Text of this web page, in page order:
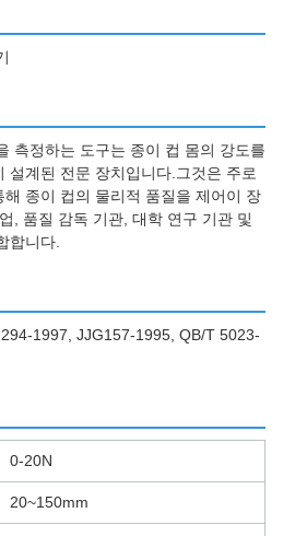
측정하는 도구는 종이 컵 몸의 강도를
설계된 전문 장치입니다.그것은 주로
해 종이 컵의 물리적 품질을 제어이 장
, 품질 감독 기관, 대학 연구 기관 및
합니다.
1997, JJG157-1995, QB/T 5023-
0-20N
20~150mm